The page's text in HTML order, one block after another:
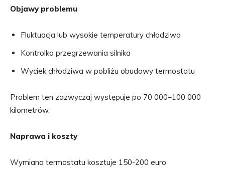
Objawy problemu
Fluktuacja lub wysokie temperatury chłodziwa
Kontrolka przegrzewania silnika
Wyciek chłodziwa w pobliżu obudowy termostatu
Problem ten zazwyczaj występuje po 70 000–100 000
kilometrów.
Naprawa i koszty
Wymiana termostatu kosztuje 150-200 euro.